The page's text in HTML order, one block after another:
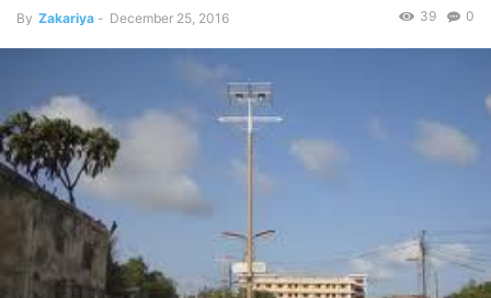
By Zakariya - December 25, 2016 0
39